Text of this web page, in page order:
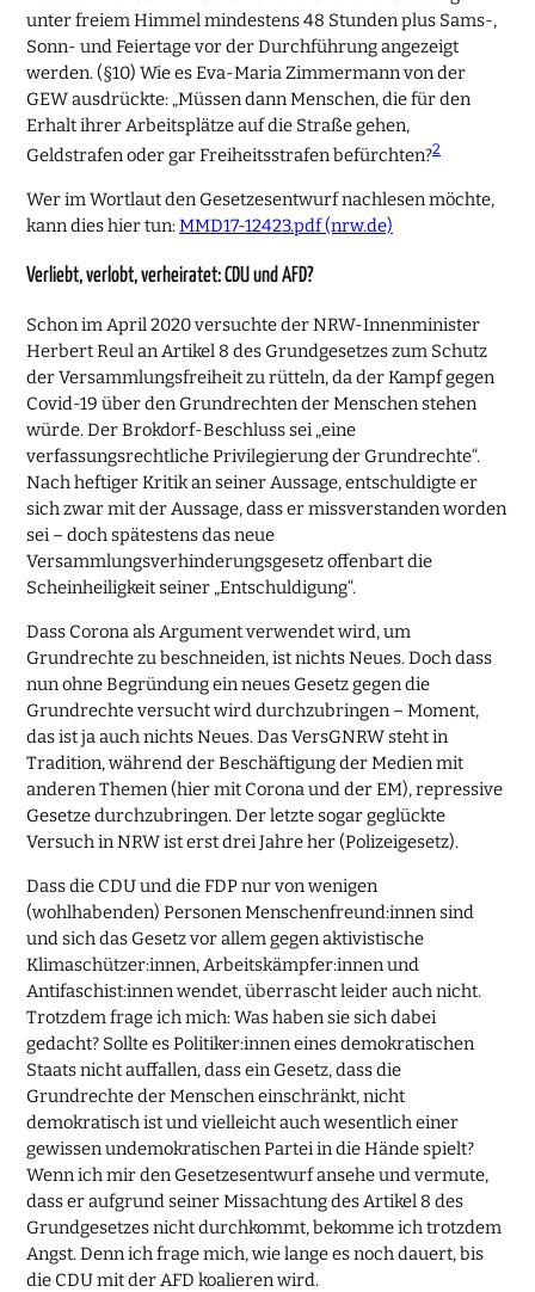
unter freiem Himmel mindestens 48 Stunden plus Sams-,
Sonn- und Feiertage vor der Durchführung angezeigt
werden. (§10) Wie es Eva-Maria Zimmermann von der
GEW ausdrückte: „Müssen dann Menschen, die für den
Erhalt ihrer Arbeitsplätze auf die Straße gehen,
Geldstrafen oder gar Freiheitsstrafen befürchten?2
Wer im Wortlaut den Gesetzesentwurf nachlesen möchte,
kann dies hier tun:MMD17-12423.pdf (nrw.de)
Verliebt, verlobt, verheiratet: CDU und AFD?
Schon im April 2020 versuchte der NRW-Innenminister
Herbert Reul an Artikel 8 des Grundgesetzes zum Schutz
der Versammlungsfreiheit zu rütteln, da der Kampf gegen
Covid-19 über den Grundrechten der Menschen stehen
würde. Der Brokdorf-Beschluss sei „eine
verfassungsrechtliche Privilegierung der Grundrechte“.
Nach heftiger Kritik an seiner Aussage, entschuldigte er
sich zwar mit der Aussage, dass er missverstanden worden
sei – doch spätestens das neue
Versammlungsverhinderungsgesetz offenbart die
Scheinheiligkeit seiner „Entschuldigung“.
Dass Corona als Argument verwendet wird, um
Grundrechte zu beschneiden, ist nichts Neues. Doch dass
nun ohne Begründung ein neues Gesetz gegen die
Grundrechte versucht wird durchzubringen – Moment,
das ist ja auch nichts Neues. Das VersGNRW steht in
Tradition, während der Beschäftigung der Medien mit
anderen Themen (hier mit Corona und der EM), repressive
Gesetze durchzubringen. Der letzte sogar geglückte
Versuch in NRW ist erst drei Jahre her (Polizeigesetz).
Dass die CDU und die FDP nur von wenigen
(wohlhabenden) Personen Menschenfreund:innen sind
und sich das Gesetz vor allem gegen aktivistische
Klimaschützer:innen, Arbeitskämpfer:innen und
Antifaschist:innen wendet, überrascht leider auch nicht.
Trotzdem frage ich mich: Was haben sie sich dabei
gedacht? Sollte es Politiker:innen eines demokratischen
Staats nicht auffallen, dass ein Gesetz, dass die
Grundrechte der Menschen einschränkt, nicht
demokratisch ist und vielleicht auch wesentlich einer
gewissen undemokratischen Partei in die Hände spielt?
Wenn ich mir den Gesetzesentwurf ansehe und vermute,
dass er aufgrund seiner Missachtung des Artikel 8 des
Grundgesetzes nicht durchkommt, bekomme ich trotzdem
Angst. Denn ich frage mich, wie lange es noch dauert, bis
die CDU mit der AFD koalieren wird.